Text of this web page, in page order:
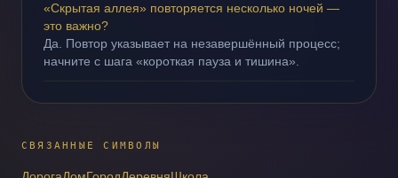
«Скрытая аллея» повторяется несколько ночей —
это важно?
Да. Повтор указывает на незавершённый процесс;
начните с шага «короткая пауза и тишина».
СВЯЗАННЫЕ СИМВОЛЫ